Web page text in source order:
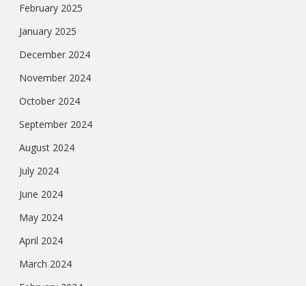
February 2025
January 2025
December 2024
November 2024
October 2024
September 2024
August 2024
July 2024
June 2024
May 2024
April 2024
March 2024